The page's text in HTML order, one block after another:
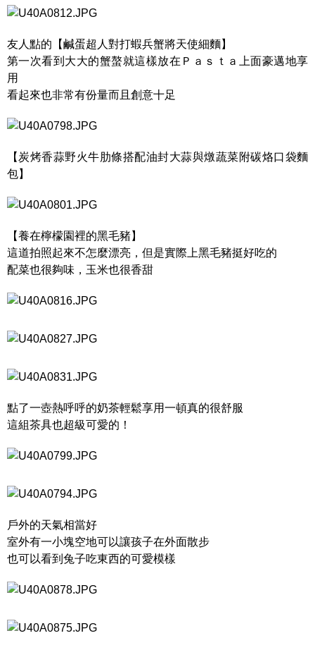
友人點的【鹹蛋超人對打蝦兵蟹將天使細麵】
第一次看到大大的蟹螯就這樣放在Ｐａｓｔａ上面豪邁地享
用
看起來也非常有份量而且創意十足
【炭烤香蒜野火牛肋條搭配油封大蒜與燉蔬菜附碳烙口袋麵
包】
【養在檸檬園裡的黑毛豬】
這道拍照起來不怎麼漂亮，但是實際上黑毛豬挺好吃的
配菜也很夠味，玉米也很香甜
點了一壺熱呼呼的奶茶輕鬆享用一頓真的很舒服
這組茶具也超級可愛的！
戶外的天氣相當好
室外有一小塊空地可以讓孩子在外面散步
也可以看到兔子吃東西的可愛模樣